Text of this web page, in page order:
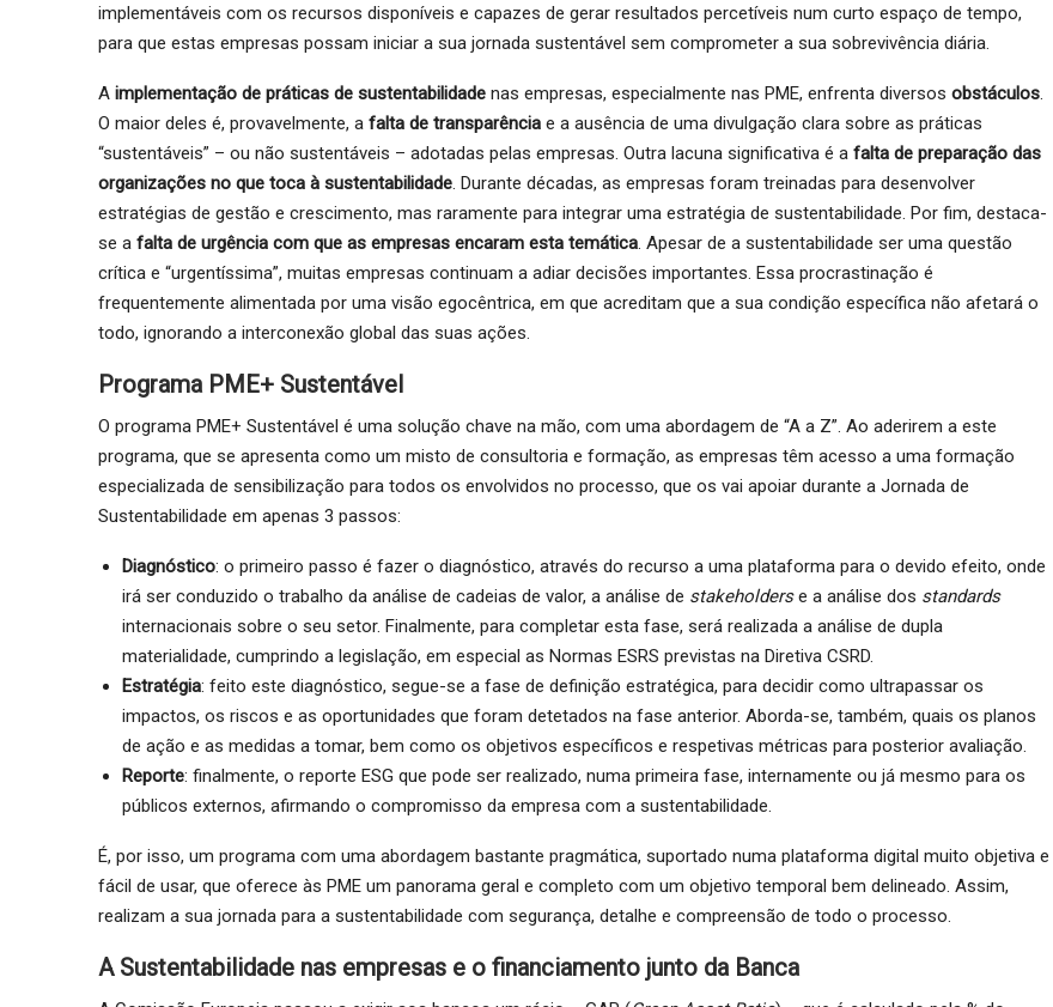
implementáveis com os recursos disponíveis e capazes de gerar resultados percetíveis num curto espaço de tempo,
para que estas empresas possam iniciar a sua jornada sustentável sem comprometer a sua sobrevivência diária.
A implementação de práticas de sustentabilidade nas empresas, especialmente nas PME, enfrenta diversos obstáculos.
O maior deles é, provavelmente, a falta de transparência e a ausência de uma divulgação clara sobre as práticas
“sustentáveis” – ou não sustentáveis – adotadas pelas empresas. Outra lacuna significativa é a falta de preparação das
organizações no que toca à sustentabilidade. Durante décadas, as empresas foram treinadas para desenvolver
estratégias de gestão e crescimento, mas raramente para integrar uma estratégia de sustentabilidade. Por fim, destaca-
se a falta de urgência com que as empresas encaram esta temática. Apesar de a sustentabilidade ser uma questão
crítica e “urgentíssima”, muitas empresas continuam a adiar decisões importantes. Essa procrastinação é
frequentemente alimentada por uma visão egocêntrica, em que acreditam que a sua condição específica não afetará o
todo, ignorando a interconexão global das suas ações.
Programa PME+ Sustentável
O programa PME+ Sustentável é uma solução chave na mão, com uma abordagem de “A a Z”. Ao aderirem a este
programa, que se apresenta como um misto de consultoria e formação, as empresas têm acesso a uma formação
especializada de sensibilização para todos os envolvidos no processo, que os vai apoiar durante a Jornada de
Sustentabilidade em apenas 3 passos:
Diagnóstico: o primeiro passo é fazer o diagnóstico, através do recurso a uma plataforma para o devido efeito, onde
irá ser conduzido o trabalho da análise de cadeias de valor, a análise de stakeholderse a análise dos standards
internacionais sobre o seu setor. Finalmente, para completar esta fase, será realizada a análise de dupla
materialidade, cumprindo a legislação, em especial as Normas ESRS previstas na Diretiva CSRD.
Estratégia: feito este diagnóstico, segue-se a fase de definição estratégica, para decidir como ultrapassar os
impactos, os riscos e as oportunidades que foram detetados na fase anterior. Aborda-se, também, quais os planos
de ação e as medidas a tomar, bem como os objetivos específicos e respetivas métricas para posterior avaliação.
Reporte: finalmente, o reporte ESG que pode ser realizado, numa primeira fase, internamente ou já mesmo para os
públicos externos, afirmando o compromisso da empresa com a sustentabilidade.
É, por isso, um programa com uma abordagem bastante pragmática, suportado numa plataforma digital muito objetiva e
fácil de usar, que oferece às PME um panorama geral e completo com um objetivo temporal bem delineado. Assim,
realizam a sua jornada para a sustentabilidade com segurança, detalhe e compreensão de todo o processo.
A Sustentabilidade nas empresas e o financiamento junto da Banca